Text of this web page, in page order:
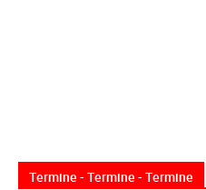
Termine - Termine - Termine